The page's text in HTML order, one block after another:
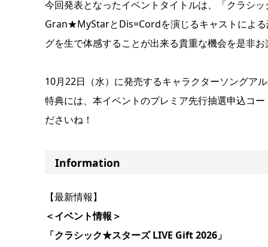
今回発表となったイベントタイトルは、「クラシ
Gran★MyStarとDis=Cordを演じるキャストによ
グを生で体感することが出来る貴重な機会を是非
10月22日（水）に発売するキャラクターソング
特典には、本イベントのプレミア先行抽選申込コ
ださいね！
Information
【最新情報】
＜イベント情報＞
「クラシック★スターズ LIVE Gift 2026」